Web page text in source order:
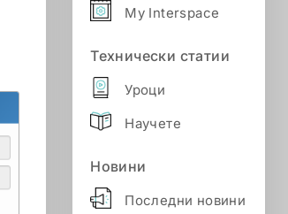
My Interspace
Технически статии
Уроци
Научете
Новини
Последни новини